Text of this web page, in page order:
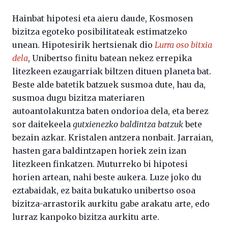
Hainbat hipotesi eta aieru daude, Kosmosen
bizitza egoteko posibilitateak estimatzeko
unean. Hipotesirik hertsienak dio Lurra oso bitxia
dela, Unibertso finitu batean nekez errepika
litezkeen ezaugarriak biltzen dituen planeta bat.
Beste alde batetik batzuek susmoa dute, hau da,
susmoa dugu bizitza materiaren
autoantolakuntza baten ondorioa dela, eta berez
sor daitekeela gutxienezko baldintza batzukbete
bezain azkar. Kristalen antzera nonbait. Jarraian,
hasten gara baldintzapen horiek zein izan
litezkeen finkatzen. Muturreko bi hipotesi
horien artean, nahi beste aukera. Luze joko du
eztabaidak, ez baita bukatuko unibertso osoa
bizitza-arrastorik aurkitu gabe arakatu arte, edo
lurraz kanpoko bizitza aurkitu arte.